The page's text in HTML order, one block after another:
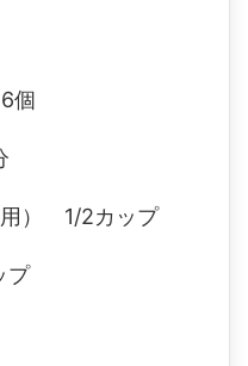
個
用） 1/2カップ
プ